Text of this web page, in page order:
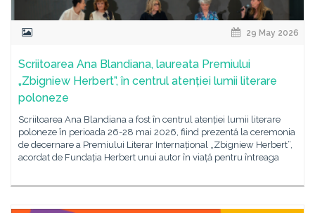
29 May 2026
Scriitoarea Ana Blandiana, laureata Premiului
„Zbigniew Herbert”, în centrul atenției lumii literare
poloneze
Scriitoarea Ana Blandiana a fost în centrul atenției lumii literare
poloneze în perioada 26-28 mai 2026, fiind prezentă la ceremonia
de decernare a Premiului Literar Internațional „Zbigniew Herbert”,
acordat de Fundația Herbert unui autor în viață pentru întreaga